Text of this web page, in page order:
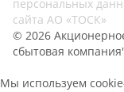
персональных
сайта АО «ТОСК»
© 2026
сбытовая
Мы используем